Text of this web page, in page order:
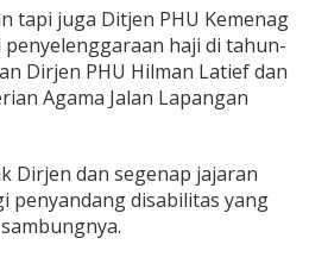
tapi juga Ditjen PHU Kemenag
haji di tahun-
Dirjen PHU Hilman Latief dan
Agama Jalan Lapangan
Dirjen dan segenap jajaran
penyandang disabilitas yang